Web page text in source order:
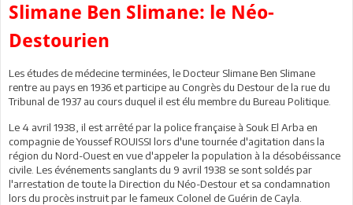
Slimane Ben Slimane: le Néo-
Destourien
Les études de médecine terminées, le Docteur Slimane Ben Slimane
rentre au pays en 1936 et participe au Congrès du Destour de la rue du
Tribunal de 1937 au cours duquel il est élu membre du Bureau Politique.
Le 4 avril 1938, il est arrêté par la police française à Souk El Arba en
compagnie de Youssef ROUISSI lors d'une tournée d'agitation dans la
région du Nord-Ouest en vue d'appeler la population à la désobéissance
civile. Les événements sanglants du 9 avril 1938 se sont soldés par
l'arrestation de toute la Direction du Néo-Destour et sa condamnation
lors du procès instruit par le fameux Colonel de Guérin de Cayla.